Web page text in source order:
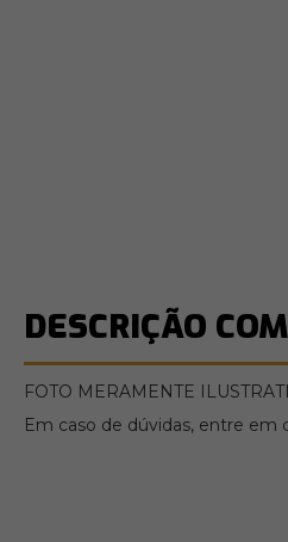
DESCRIÇÃO
FOTO MERAMENTE
Em caso de dúvidas, entre em